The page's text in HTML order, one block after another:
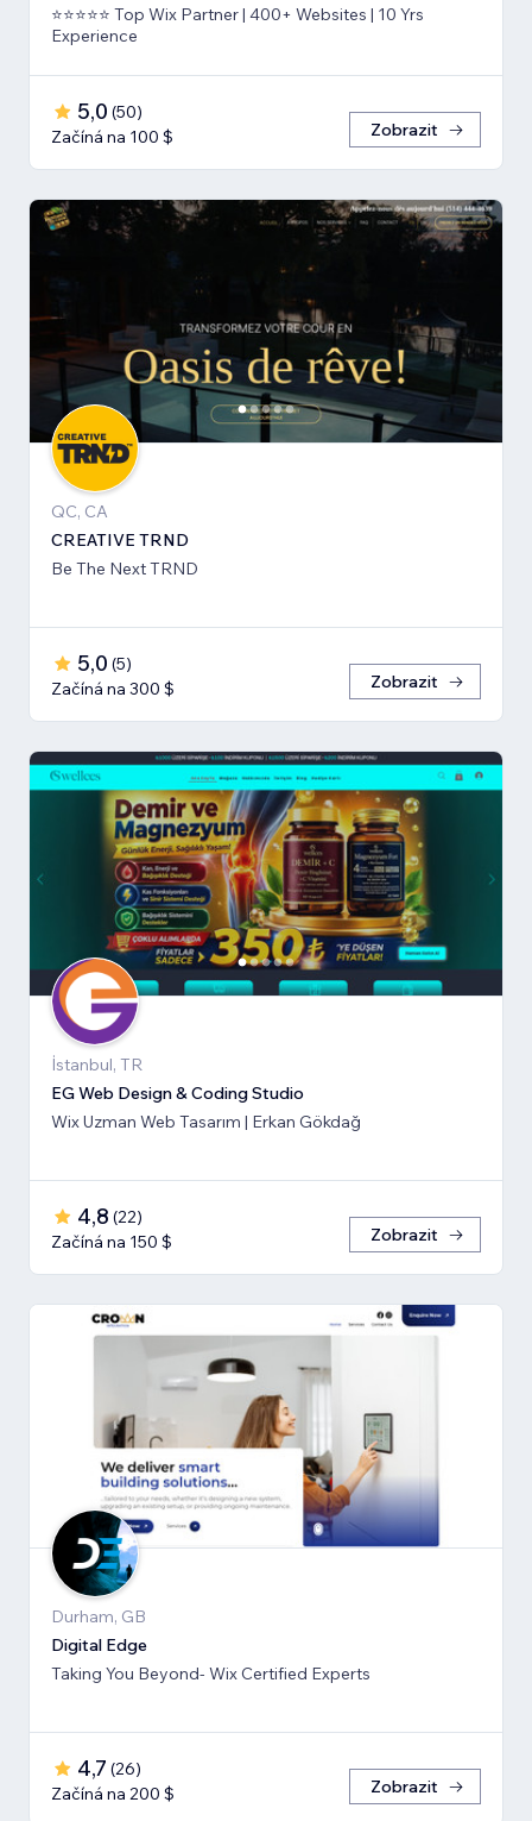
⭐⭐⭐⭐⭐ Top Wix Partner | 400+ Websites | 10 Yrs
Experience
5,0 (50)
Začíná na 100 $
Zobrazit
QC, CA
CREATIVE TRND
Be The Next TRND
5,0 (5)
Začíná na 300 $
Zobrazit
İstanbul, TR
EG Web Design & Coding Studio
Wix Uzman Web Tasarım | Erkan Gökdağ
4,8 (22)
Začíná na 150 $
Zobrazit
Durham, GB
Digital Edge
Taking You Beyond- Wix Certified Experts
4,7 (26)
Začíná na 200 $
Zobrazit